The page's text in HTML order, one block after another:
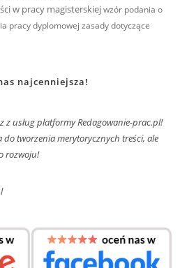
w pracy magisterskiej wzór podania o
pracy dyplomowej zasady dotyczące
najcenniejsza!
z usług platformy Redagowanie-prac.pl!
do tworzenia merytorycznych treści, ale
rozwoju!